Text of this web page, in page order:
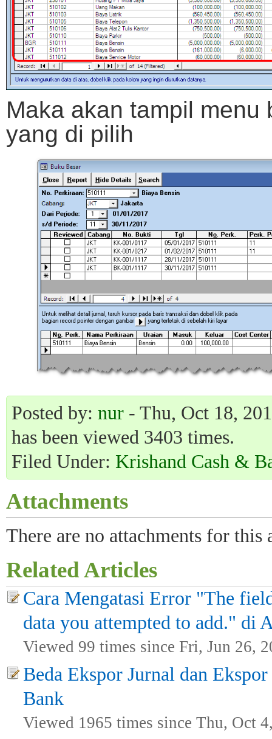
Maka akan tampil menu
yang di pilih
Posted by: nur - Thu, Oct 18,
has been viewed 3403 times.
Filed Under: Krishand Cash &
Attachments
There are no attachments for this
Related Articles
Cara Mengatasi Error "The
data you attempted to add." di
Viewed 99 times since Fri, Jun 26,
Beda Ekspor Jurnal dan
Bank
Viewed 1965 times since Thu, Oct